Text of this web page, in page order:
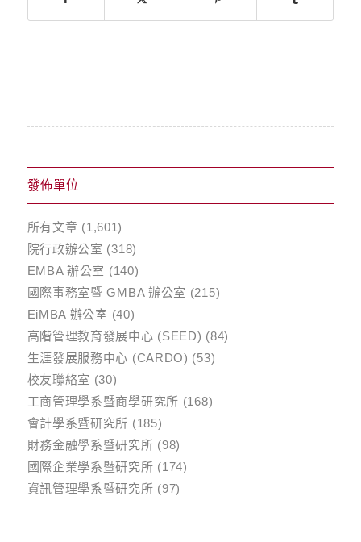
發佈單位
所有文章 (1,601)
院行政辦公室 (318)
EMBA 辦公室 (140)
國際事務室暨 GMBA 辦公室 (215)
EiMBA 辦公室 (40)
高階管理教育發展中心 (SEED) (84)
生涯發展服務中心 (CARDO) (53)
校友聯絡室 (30)
工商管理學系暨商學研究所 (168)
會計學系暨研究所 (185)
財務金融學系暨研究所 (98)
國際企業學系暨研究所 (174)
資訊管理學系暨研究所 (97)